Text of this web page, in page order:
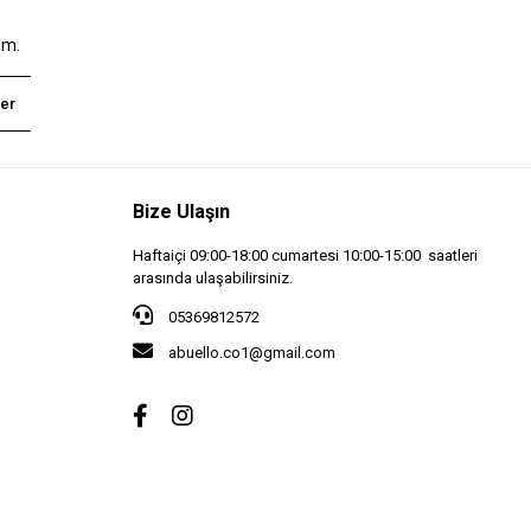
Bize Ulaşın
Haftaiçi 09:00-18:00 cumartesi 10:00-15:00 saatleri
arasında ulaşabilirsiniz.
05369812572
abuello.co1@gmail.com